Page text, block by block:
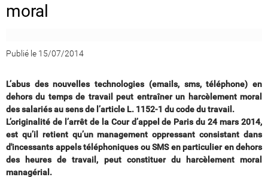
moral
Publié le 15/07/2014
L’abus des nouvelles technologies (emails, sms, téléphone) en
dehors du temps de travail peut entraîner un harcèlement moral
des salariés au sens de l’article L. 1152-1 du code du travail.
L’originalité de l’arrêt de la Cour d’appel de Paris du 24 mars 2014,
est qu’il retient qu’un management oppressant consistant dans
d'incessants appels téléphoniques ou SMS en particulier en dehors
des heures de travail, peut constituer du harcèlement moral
managérial.